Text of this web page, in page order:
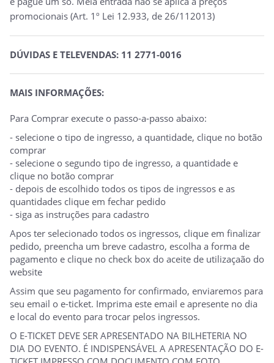
promocionais (Art. 1º Lei 12.933, de 26/112013)
DÚVIDAS E TELEVENDAS: 11 2771-0016
MAIS INFORMAÇÕES:
Para Comprar execute o passo-a-passo abaixo:
- selecione o tipo de ingresso, a quantidade, clique no botão
comprar
- selecione o segundo tipo de ingresso, a quantidade e
clique no botão comprar
- depois de escolhido todos os tipos de ingressos e as
quantidades clique em fechar pedido
- siga as instruções para cadastro
Apos ter selecionado todos os ingressos, clique em finalizar
pedido, preencha um breve cadastro, escolha a forma de
pagamento e clique no check box do aceite de utilizaçaão do
website
Assim que seu pagamento for confirmado, enviaremos para
seu email o e-ticket. Imprima este email e apresente no dia
e local do evento para trocar pelos ingressos.
O E-TICKET DEVE SER APRESENTADO NA BILHETERIA NO
DIA DO EVENTO. É INDISPENSÁVEL A APRESENTAÇÃO DO E-